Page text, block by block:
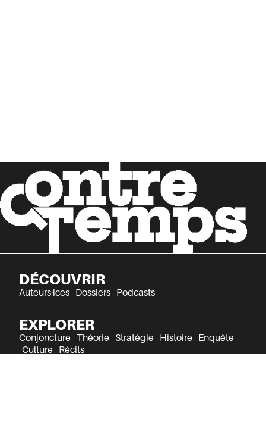
DÉCOUVRIR
Auteurs·ices Dossiers Podcasts
EXPLORER
Conjoncture Théorie Stratégie Histoire
Enquête
Culture
Récits